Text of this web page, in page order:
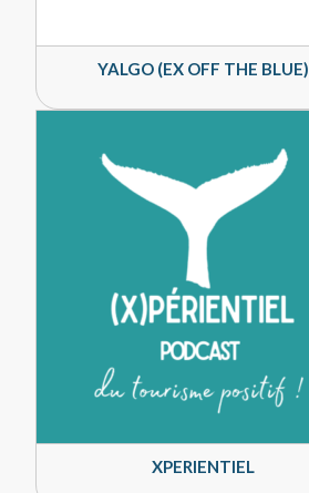
YALGO (EX OFF THE BLUE)
XPERIENTIEL